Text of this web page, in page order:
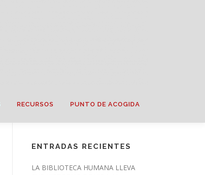
RECURSOS PUNTO DE ACOGIDA
ENTRADAS RECIENTES
LA BIBLIOTECA HUMANA LLEVA